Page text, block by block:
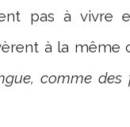
pas à vivre
à la même
comme des